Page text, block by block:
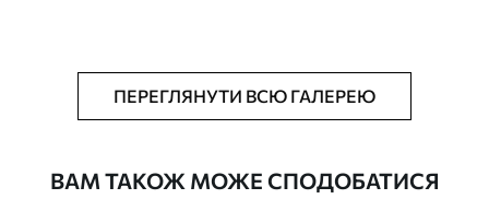
Додатково Можна додати лакове покриття.
ПЕРЕГЛЯНУТИ ВСЮ ГАЛЕРЕЮ
ВАМ ТАКОЖ МОЖЕ СПОДОБАТИСЯ